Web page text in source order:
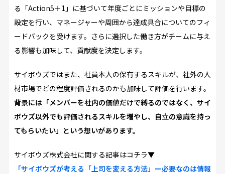
る「Action5＋1」に基づいて年度ごとにミッションや目標の
設定を行い、マネージャーや周囲から達成具合についてのフィ
ードバックを受けます。さらに選択した働き方がチームに与え
る影響も加味して、貢献度を決定します。
サイボウズではまた、社員本人の保有するスキルが、社外の人
材市場でどの程度評価されるのかも加味して評価を行います。
背景には「メンバーを社内の価値だけで縛るのではなく、サイ
ボウズ以外でも評価されるスキルを増やし、自立の意識を持っ
てもらいたい」という想いがあります。
サイボウズ株式会社に関する記事はコチラ▼
「サイボウズが考える「上司を変える方法」ー必要なのは情報